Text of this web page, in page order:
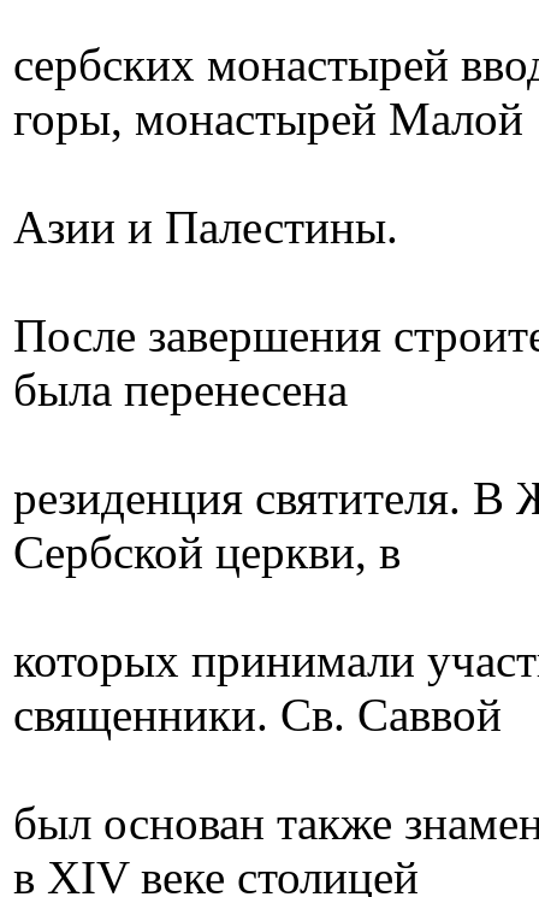
сербских монастырей
горы, монастырей Малой
Азии и Палестины.
После завершения
была перенесена
резиденция святителя.
Сербской церкви, в
которых принимали
священники. Св. Cаввой
был основан также
в XIV веке столицей